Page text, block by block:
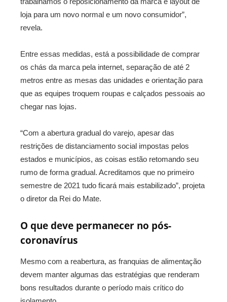
loja para um novo normal e um novo consumidor”,
revela.
Entre essas medidas, está a possibilidade de comprar
os chás da marca pela internet, separação de até 2
metros entre as mesas das unidades e orientação para
que as equipes troquem roupas e calçados pessoais ao
chegar nas lojas.
“Com a abertura gradual do varejo, apesar das
restrições de distanciamento social impostas pelos
estados e municípios, as coisas estão retomando seu
rumo de forma gradual. Acreditamos que no primeiro
semestre de 2021 tudo ficará mais estabilizado”, projeta
o diretor da Rei do Mate.
O que deve permanecer no pós-
coronavírus
Mesmo com a reabertura, as franquias de alimentação
devem manter algumas das estratégias que renderam
bons resultados durante o período mais crítico do